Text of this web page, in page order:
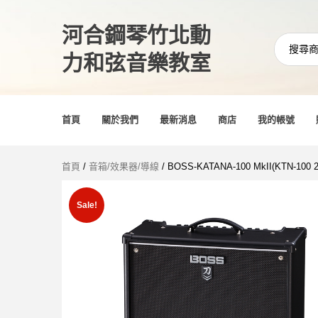
河合鋼琴竹北動
力和弦音樂教室
首頁 關於我們 最新消息 商店 我的帳號
首頁 / 音箱/效果器/導線 / BOSS-KATANA-100 MkII(KTN-100
Sale!